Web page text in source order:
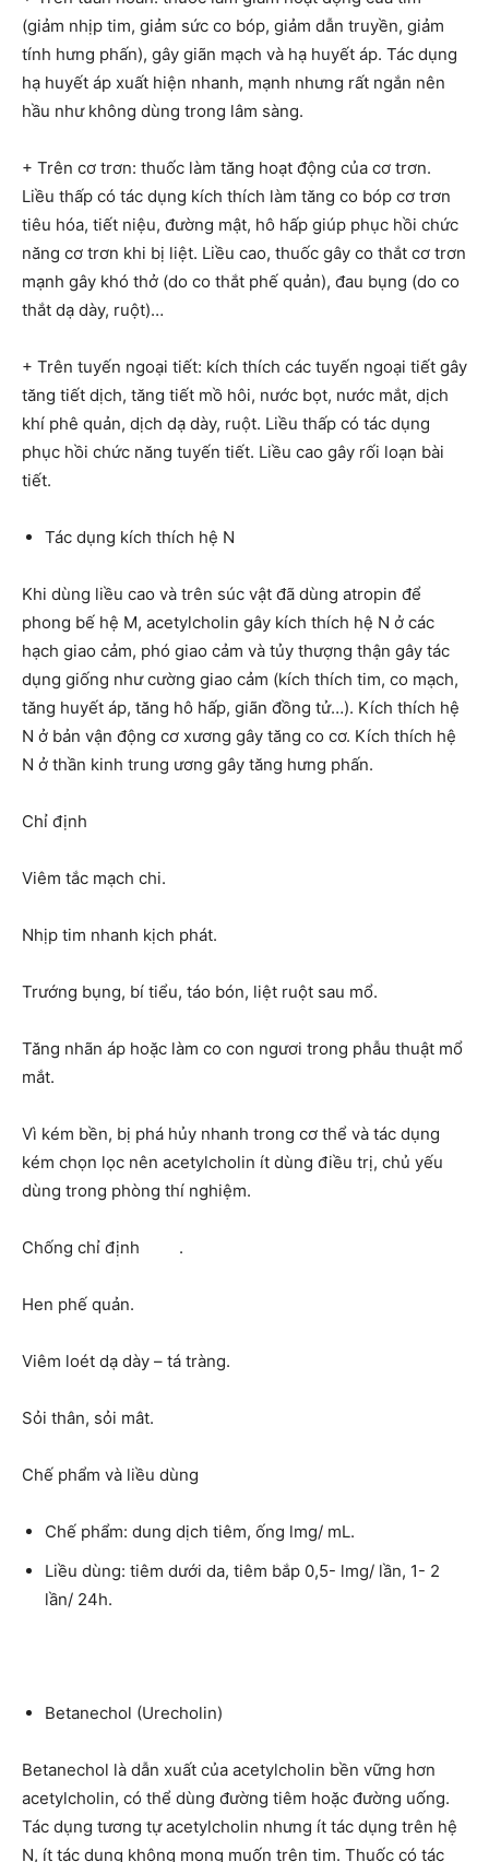
(giảm nhịp tim, giảm sức co bóp, giảm dẫn truyền, giảm
tính hưng phấn), gây giãn mạch và hạ huyết áp. Tác dụng
hạ huyết áp xuất hiện nhanh, mạnh nhưng rất ngắn nên
hầu như không dùng trong lâm sàng.
+ Trên cơ trơn: thuốc làm tăng hoạt động của cơ trơn.
Liều thấp có tác dụng kích thích làm tăng co bóp cơ trơn
tiêu hóa, tiết niệu, đường mật, hô hấp giúp phục hồi chức
năng cơ trơn khi bị liệt. Liều cao, thuốc gây co thắt cơ trơn
mạnh gây khó thở (do co thắt phế quản), đau bụng (do co
thắt dạ dày, ruột)…
+ Trên tuyến ngoại tiết: kích thích các tuyến ngoại tiết gây
tăng tiết dịch, tăng tiết mồ hôi, nước bọt, nước mắt, dịch
khí phê quản, dịch dạ dày, ruột. Liều thấp có tác dụng
phục hồi chức năng tuyến tiết. Liều cao gây rối loạn bài
tiết.
Tác dụng kích thích hệ N
Khi dùng liều cao và trên súc vật đã dùng atropin để
phong bế hệ M, acetylcholin gây kích thích hệ N ở các
hạch giao cảm, phó giao cảm và tủy thượng thận gây tác
dụng giống như cường giao cảm (kích thích tim, co mạch,
tăng huyết áp, tăng hô hấp, giãn đồng tử…). Kích thích hệ
N ở bản vận động cơ xương gây tăng co cơ. Kích thích hệ
N ở thần kinh trung ương gây tăng hưng phấn.
Chỉ định
Viêm tắc mạch chi.
Nhịp tim nhanh kịch phát.
Trướng bụng, bí tiểu, táo bón, liệt ruột sau mổ.
Tăng nhãn áp hoặc làm co con ngươi trong phẫu thuật mổ
mắt.
Vì kém bền, bị phá hủy nhanh trong cơ thể và tác dụng
kém chọn lọc nên acetylcholin ít dùng điều trị, chủ yếu
dùng trong phòng thí nghiệm.
Chống chỉ định .
Hen phế quản.
Viêm loét dạ dày – tá tràng.
Sỏi thân, sỏi mât.
Chế phẩm và liều dùng
Chế phẩm: dung dịch tiêm, ống lmg/ mL.
Liều dùng: tiêm dưới da, tiêm bắp 0,5- lmg/ lần, 1- 2
lần/ 24h.
Betanechol (Urecholin)
Betanechol là dẫn xuất của acetylcholin bền vững hơn
acetylcholin, có thể dùng đường tiêm hoặc đường uống.
Tác dụng tương tự acetylcholin nhưng ít tác dụng trên hệ
N, ít tác dụng không mong muốn trên tim. Thuốc có tác